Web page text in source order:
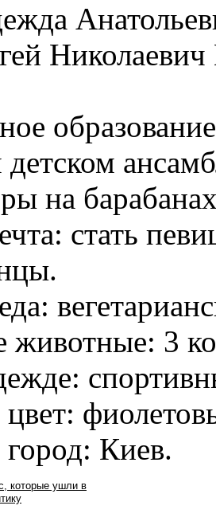
Николаевич
детском
на
стать
3
Киев.